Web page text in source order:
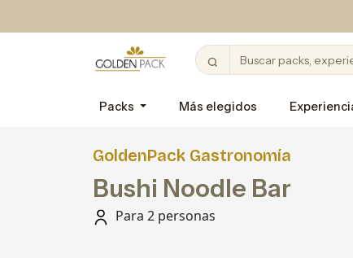
Packs Más elegidos
GoldenPack Gastronomía
Bushi Noodle Bar
Para 2 personas